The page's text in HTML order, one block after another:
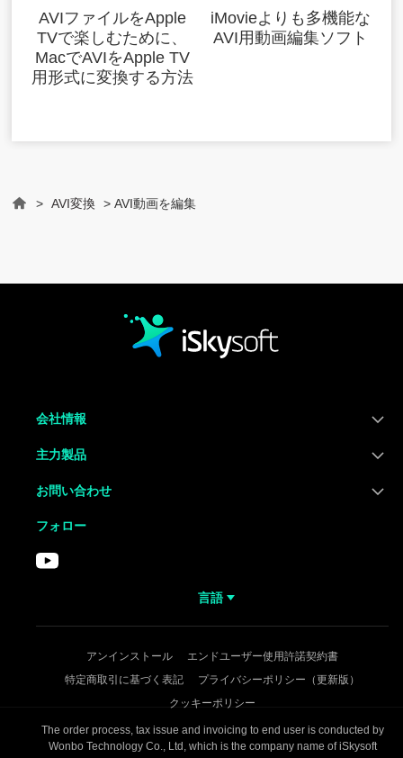
AVIファイルをApple
TVで楽しむために、
MacでAVIをApple TV
用形式に変換する方法
iMovieよりも多機能な
AVI用動画編集ソフト
> AVI変換 > AVI動画を編集
会社情報
主力製品
お問い合わせ
フォロー
言語
アンインストール
エンドユーザー使用許諾契約書
特定商取引に基づく表記
プライバシーポリシー（更新版）
クッキーポリシー
The order process, tax issue and invoicing to end user is conducted by
Wonbo Technology Co., Ltd, which is the company name of iSkysoft